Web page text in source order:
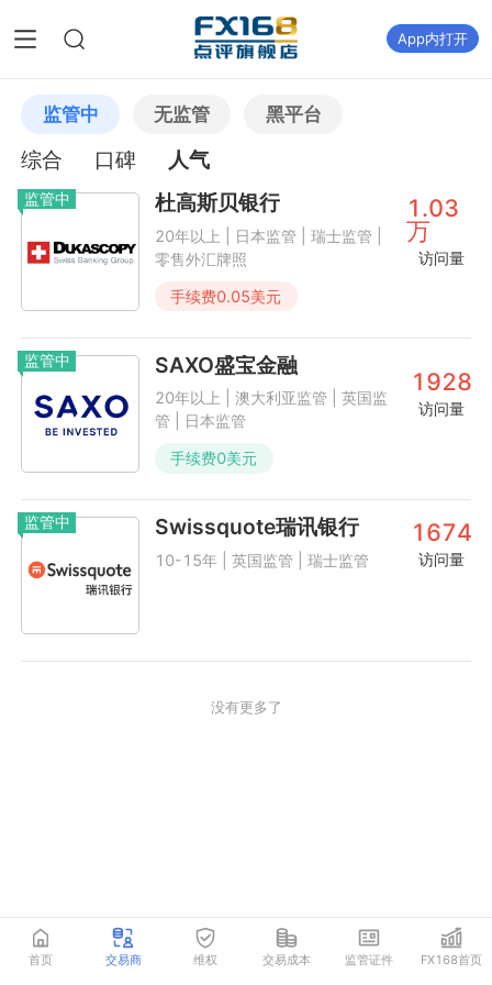
App内打开
监管中 无监管 黑平台
综合 口碑 人气
监管中 杜高斯贝银行
20年以上 | 日本监管 | 瑞士监管 |
零售外汇牌照
1.03
万
访问量
手续费0.05美元
监管中 SAXO盛宝金融
20年以上 | 澳大利亚监管 | 英国监
管 | 日本监管
1928
访问量
手续费0美元
监管中 Swissquote瑞讯银行
10-15年 | 英国监管 | 瑞士监管
1674
访问量
没有更多了
首页 交易商 维权 交易成本 监管证件 FX168首页